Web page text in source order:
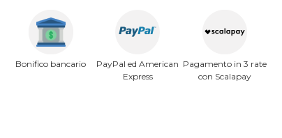
Bonifico bancario
PayPal ed American
Express
Pagamento in 3 rate
con Scalapay